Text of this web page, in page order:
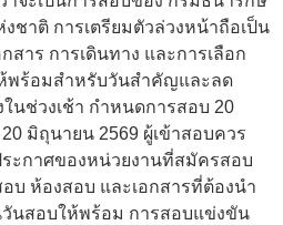
ชาติ การเตรียมตัวล่วงหน้าถือเป็น
สาร การเดินทาง และการเลือก
พร้อมสำหรับวันสำคัญและลด
นช่วงเช้า กำหนดการสอบ 20
มิถุนายน 2569 ผู้เข้าสอบควร
ระกาศของหน่วยงานที่สมัครสอบ
อบ ห้องสอบ และเอกสารที่ต้องนำ
นสอบให้พร้อม การสอบแข่งขัน